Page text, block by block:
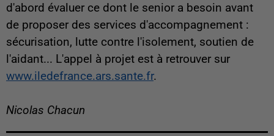
d'abord évaluer ce dont le senior a besoin avant
de proposer des services d'accompagnement :
sécurisation, lutte contre l'isolement, soutien de
l'aidant... L'appel à projet est à retrouver sur
www.iledefrance.ars.sante.fr.
Nicolas Chacun